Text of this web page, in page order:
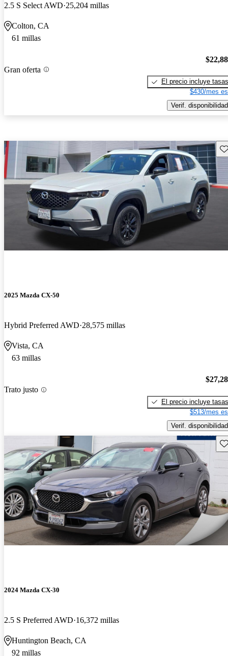
2.5 S Select AWD 25,204 millas
Colton, CA
61 millas
Gran oferta
El precio incluye tasas
$430/mes
Verif. disponibilidad
2025 Mazda CX-50
Hybrid Preferred AWD 28,575 millas
Vista, CA
63 millas
Trato justo
El precio incluye tasas
$513/mes
Verif. disponibilidad
2024 Mazda CX-30
2.5 S Preferred AWD 16,372 millas
Huntington Beach, CA
92 millas